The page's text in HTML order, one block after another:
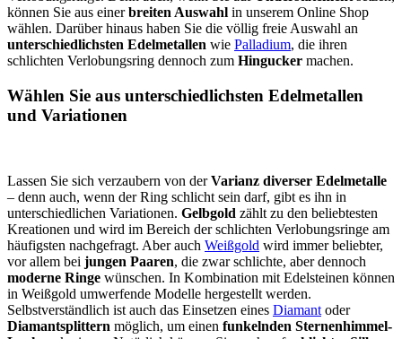
können Sie aus einerbreiten Auswahl in unserem Online Shop
wählen. Darüber hinaus haben Sie die völlig freie Auswahl an
unterschiedlichsten Edelmetallen wie Palladium, die ihren
schlichten Verlobungsring dennoch zum Hingucker machen.
Wählen Sie aus unterschiedlichsten Edelmetallen
und Variationen
Lassen Sie sich verzaubern von derVarianz diverser Edelmetalle
– denn auch, wenn der Ring schlicht sein darf, gibt es ihn in
unterschiedlichen Variationen. Gelbgold zählt zu den beliebtesten
Kreationen und wird im Bereich der schlichten Verlobungsringe am
häufigsten nachgefragt. Aber auch Weißgold wird immer beliebter,
vor allem bei jungen Paaren, die zwar schlichte, aber dennoch
moderne Ringe wünschen. In Kombination mit Edelsteinen können
in Weißgold umwerfende Modelle hergestellt werden.
Selbstverständlich ist auch das Einsetzen eines Diamant oder
Diamantsplittern möglich, um einen funkelnden Sternenhimmel-